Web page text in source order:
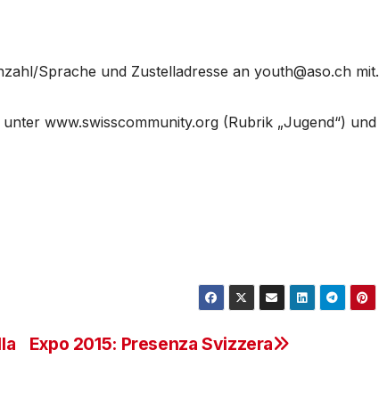
Sprache und Zustelladresse an youth@aso.ch mit.
www.swisscommunity.org (Rubrik „Jugend“) und
Expo 2015: Presenza Svizzera